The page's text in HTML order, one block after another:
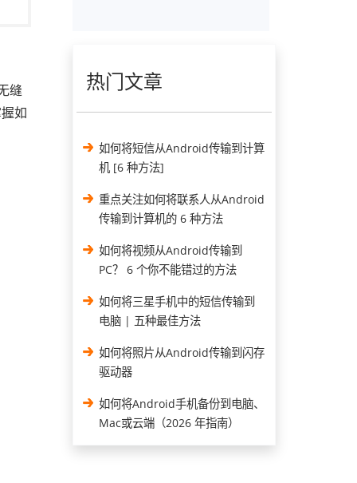
缝
如
热门文章
如何将短信从Android传输到计算
机 [6 种方法]
重点关注如何将联系人从Android
传输到计算机的 6 种方法
如何将视频从Android传输到
PC？ 6 个你不能错过的方法
如何将三星手机中的短信传输到
电脑 | 五种最佳方法
如何将照片从Android传输到闪存
驱动器
如何将Android手机备份到电脑、
Mac或云端（2026 年指南）